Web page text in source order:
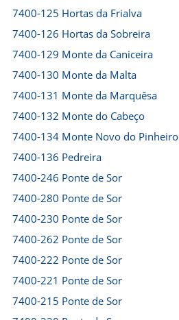
7400-125 Hortas da Frialva
7400-126 Hortas da Sobreira
7400-129 Monte da Caniceira
7400-130 Monte da Malta
7400-131 Monte da Marquêsa
7400-132 Monte do Cabeço
7400-134 Monte Novo do Pinheiro
7400-136 Pedreira
7400-246 Ponte de Sor
7400-280 Ponte de Sor
7400-230 Ponte de Sor
7400-262 Ponte de Sor
7400-222 Ponte de Sor
7400-221 Ponte de Sor
7400-215 Ponte de Sor